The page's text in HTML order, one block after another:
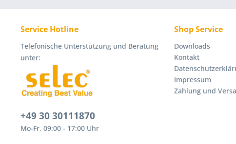
Service Hotline
Telefonische Unterstützung und Beratung
unter:
+49 30 30111870
Mo-Fr, 09:00 - 17:00 Uhr
Shop Service
Downloads
Kontakt
Impressum
Zahlung und